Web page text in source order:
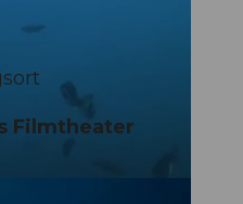
Filmtheater